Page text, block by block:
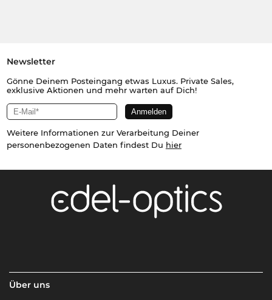
Newsletter
Gönne Deinem Posteingang etwas Luxus. Private Sales,
exklusive Aktionen und mehr warten auf Dich!
Weitere Informationen zur Verarbeitung Deiner
personenbezogenen Daten findest Du hier
Über uns